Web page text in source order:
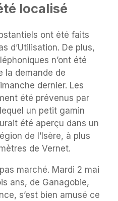
localisé
ont été faits
d’Utilisation. De plus,
n’ont été
la demande de
dernier. Les
été prévenus par
un petit gamin
été aperçu dans un
de l’Isère, à plus
de Vernet.
marché. Mardi 2 mai
ans, de Ganagobie,
s’est bien amusé ce